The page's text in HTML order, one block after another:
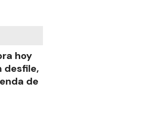
hoy
desfile,
de